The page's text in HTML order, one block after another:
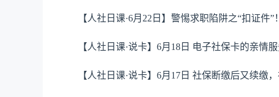
【人社日课·6月22日】警惕求职陷阱之“扣证件”！
【人社日课·说卡】6月18日 电子社保卡的亲情
【人社日课·说卡】6月17日 社保断缴后又续缴